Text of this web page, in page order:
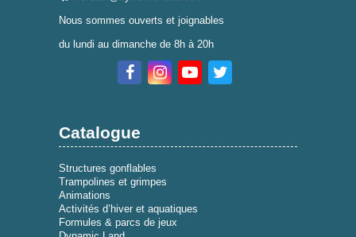
Nous sommes ouverts et joignables
du lundi au dimanche de 8h à 20h
Catalogue
Structures gonflables
Trampolines et grimpes
Animations
Activités d’hiver et aquatiques
Formules & parcs de jeux